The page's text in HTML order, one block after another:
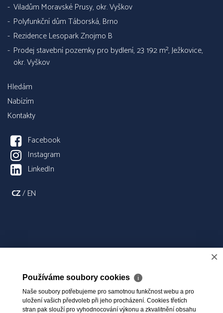
Viladům Moravské Prusy, okr. Vyškov
Polyfunkční dům Táborská, Brno
Rezidence Lesopark Znojmo B
Prodej stavební pozemky pro bydlení, 23 192 m², Ježkovice,
okr. Vyškov
Hledám
Nabízím
Kontakty
Facebook
Instagram
LinkedIn
CZ/EN
×
Používáme soubory cookies ℹ
Naše soubory potřebujeme pro samotnou funkčnost webu a pro
uložení vašich předvoleb při jeho procházení. Cookies třetích
stran pak slouží pro vyhodnocování výkonu a zkvalitnění obsahu